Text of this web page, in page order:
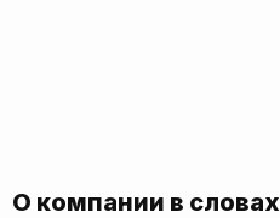
О компании в словах